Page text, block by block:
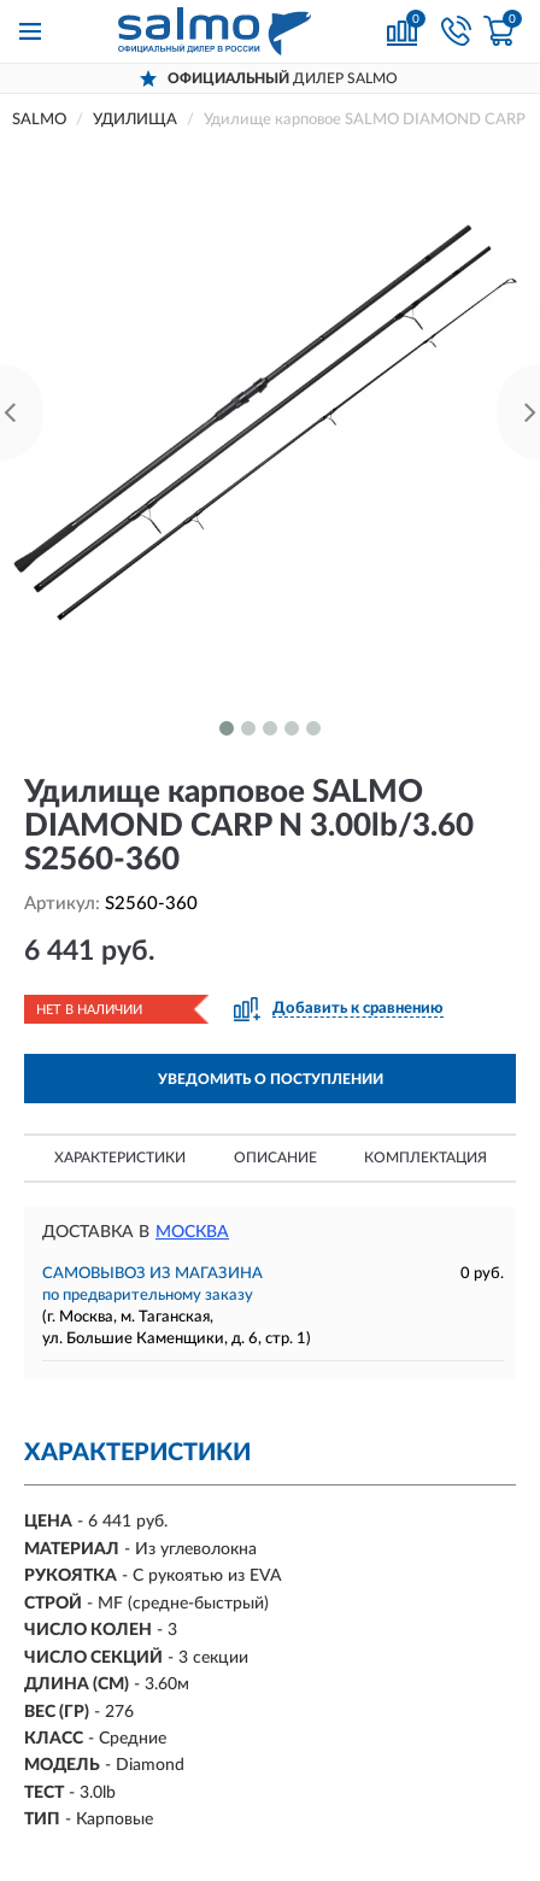
0 0
ОФИЦИАЛЬНЫЙ ДИЛЕР SALMO
SALMO УДИЛИЩА Удилище карповое SALMO DIAMOND CARP
Удилище карповое SALMO
DIAMOND CARP N 3.00lb/3.60
S2560-360
Артикул: S2560-360
6 441 руб.
НЕТ В НАЛИЧИИ Добавить к сравнению
УВЕДОМИТЬ О ПОСТУПЛЕНИИ
ХАРАКТЕРИСТИКИ ОПИСАНИЕ КОМПЛЕКТАЦИЯ
ДОСТАВКА В МОСКВА
САМОВЫВОЗ ИЗ МАГАЗИНА
0 руб.
по предварительному заказу
(г. Москва, м. Таганская,
ул. Большие Каменщики, д. 6, стр. 1)
ХАРАКТЕРИСТИКИ
ЦЕНА - 6 441 руб.
МАТЕРИАЛ - Из углеволокна
РУКОЯТКА - С рукоятью из EVA
СТРОЙ - MF (средне-быстрый)
ЧИСЛО КОЛЕН - 3
ЧИСЛО СЕКЦИЙ - 3 секции
ДЛИНА (СМ) - 3.60м
ВЕС (ГР) - 276
КЛАСС - Средние
МОДЕЛЬ - Diamond
ТЕСТ - 3.0lb
ТИП - Карповые